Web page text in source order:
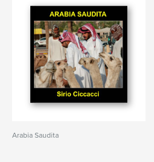
Arabia Saudita